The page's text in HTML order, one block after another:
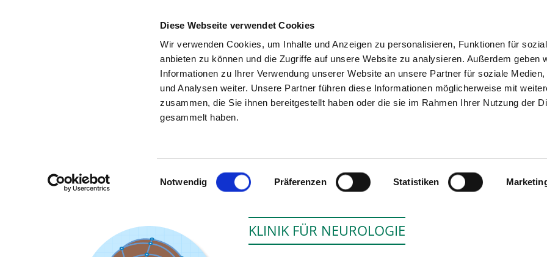
Diese Webseite verwendet Cookies
Wir verwenden Cookies, um Inhalte und Anzeigen zu personalisieren, Funktionen für
anbieten zu können und die Zugriffe auf unsere Website zu analysieren. Außerdem geben
Informationen zu Ihrer Verwendung unserer Website an unsere Partner für soziale Medien,
und Analysen weiter. Unsere Partner führen diese Informationen möglicherweise mit
zusammen, die Sie ihnen bereitgestellt haben oder die sie im Rahmen Ihrer Nutzung der
gesammelt haben.
Einwilligungsauswahl
Notwendig Präferenzen Statistiken
SEARCH TIPS & HELP
To the hospital’s home page
ALEXIANER ST. JOSEPH-
KLINIK FÜR NEUROLOGIE